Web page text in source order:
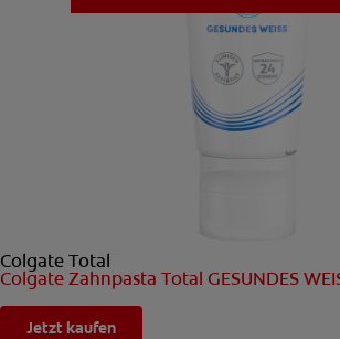
Colgate Total
Colgate Zahnpasta Total GESUNDES
Jetzt kaufen